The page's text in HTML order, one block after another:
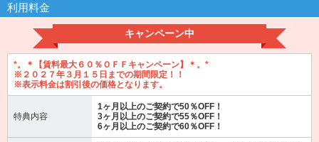
利用料金
キャンペーン中
*。＊【賃料最大６０％ＯＦＦキャンペーン】＊。*
※２０２７年３月１５日までの期間限定！！
※表示料金は割引後の価格となります。
特典内容
1ヶ月以上のご契約で50％OFF！
3ヶ月以上のご契約で55％OFF！
6ヶ月以上のご契約で60％OFF！